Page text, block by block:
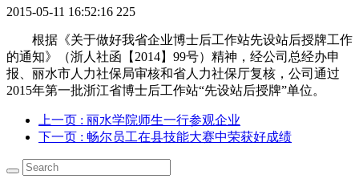
2015-05-11 16:52:16 225
根据《关于做好我省企业博士后工作站先设站后授牌工作
的通知》（浙人社函【2014】99号）精神，经公司总经办申
报、丽水市人力社保局审核和省人力社保厅复核，公司通过
2015年第一批浙江省博士后工作站“先设站后授牌”单位。
上一页 : 丽水学院师生一行参观企业
下一页 : 畅尔员工在县技能大赛中荣获好成绩